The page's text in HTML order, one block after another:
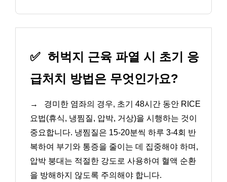
✅ 허벅지 근육 파열 시 초기 응
급처치 방법은 무엇인가요?
→
경미한 염좌의 경우, 초기 48시간 동안 RICE
요법(휴식, 냉찜질, 압박, 거상)을 시행하는 것이
중요합니다. 냉찜질은 15-20분씩 하루 3-4회 반
복하여 부기와 통증을 줄이는 데 집중해야 하며,
압박 붕대는 적절한 강도로 사용하여 혈액 순환
을 방해하지 않도록 주의해야 합니다.